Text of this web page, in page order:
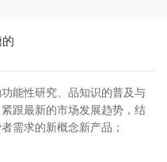
能性研究、品知识的普及与
跟最新的市场发展趋势，结
需求的新概念新产品；